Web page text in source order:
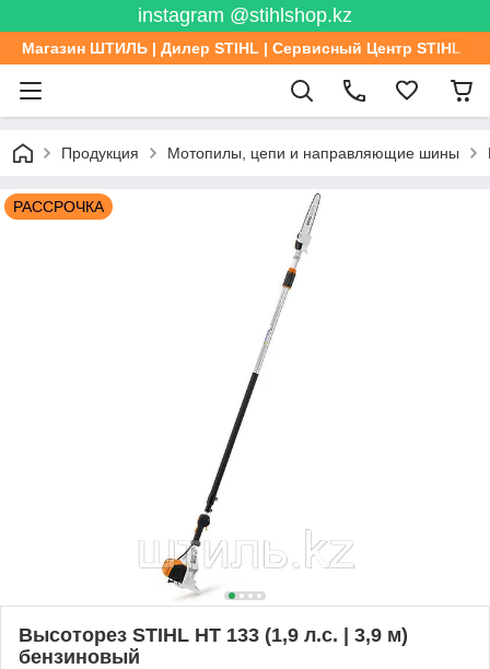
instagram @stihlshop.kz
Магазин ШТИЛЬ | Дилер STIHL | Сервисный Центр STIHL
Продукция Мотопилы, цепи и направляющие шины
РАССРОЧКА
Высоторез STIHL HT 133 (1,9 л.с. | 3,9 м)
бензиновый